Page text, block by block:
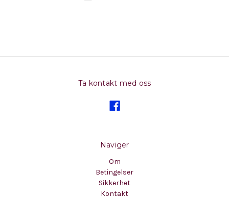
Ta kontakt med oss
Naviger
Om
Betingelser
Sikkerhet
Kontakt